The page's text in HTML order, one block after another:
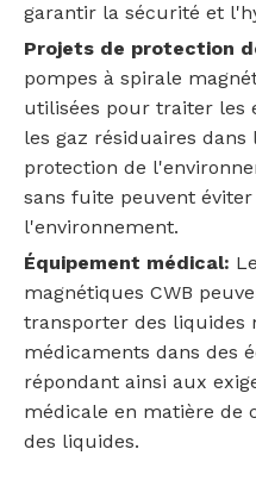
garantir la sécurité et
Projets de protection
pompes à spirale
utilisées pour traiter les
les gaz résiduaires
protection de
sans fuite peuvent
l'environnement.
Équipement médical:
magnétiques CWB
transporter des liquides
médicaments dans des
répondant ainsi aux
médicale en matière de
des liquides.